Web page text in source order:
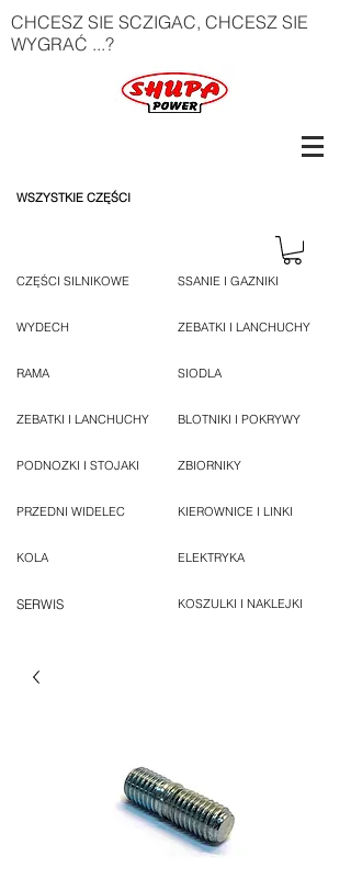
CHCESZ SIE SCZIGAC, CHCESZ SIE
WYGRAĆ ...?
WSZYSTKIE CZĘŚCI
CZĘŚCI SILNIKOWE
WYDECH
RAMA
ZEBATKI I LANCHUCHY
PODNOZKI I STOJAKI
PRZEDNI WIDELEC
KOLA
SERWIS
SSANIE I GAZNIKI
ZEBATKI I LANCHUCHY
SIODLA
BLOTNIKI I POKRYWY
ZBIORNIKY
KIEROWNICE I LINKI
ELEKTRYKA
KOSZULKI I NAKLEJKI